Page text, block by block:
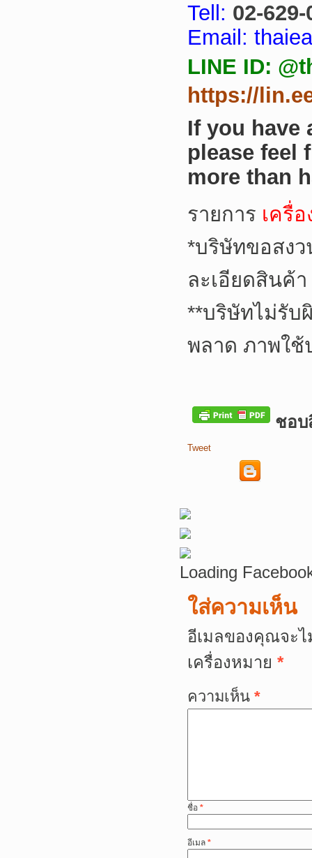
Tell: 02-629-
Email:
LINE ID:
https://
If you have
please feel
more than
รายการ เครื่
*บริษัทขอสงว
ละเอียดสินค้
**บริษัทไม่รับ
พลาด ภาพใ
ชอบ
Tweet
Loading
ใส่ความเห็น
อีเมลของคุณจะ
เครื่องหมาย *
ความเห็น *
ชื่อ *
อีเมล *